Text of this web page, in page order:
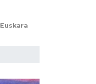
Euskara